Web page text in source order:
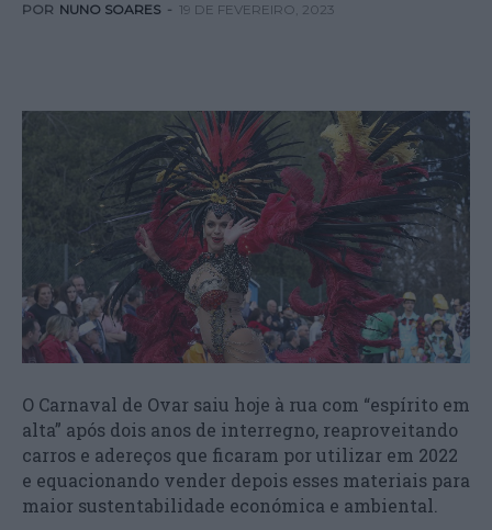
POR NUNO SOARES - 19 DE FEVEREIRO, 2023
O Carnaval de Ovar saiu hoje à rua com “espírito em
alta” após dois anos de interregno, reaproveitando
carros e adereços que ficaram por utilizar em 2022
e equacionando vender depois esses materiais para
maior sustentabilidade económica e ambiental.